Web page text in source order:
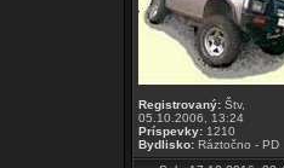
Registrovaný: Štv,
05.10.2006, 13:24
Príspevky: 1210
Bydlisko: Ráztočno - PD